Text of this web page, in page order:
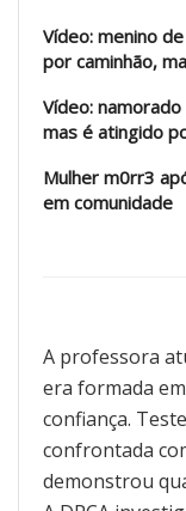
Vídeo: menino
por caminhão,
Vídeo:
mas é atingido
Mulher m0rr3
em comunidade
A professora
era formada
confiança.
confrontada
demonstrou